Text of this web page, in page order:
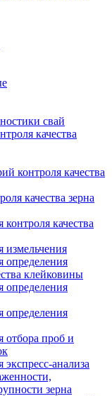
свай
качества
контроля качества
качества зерна
качества
измельчения
определения
клейковины
определения
определения
отбора проб и
анализа
зерна